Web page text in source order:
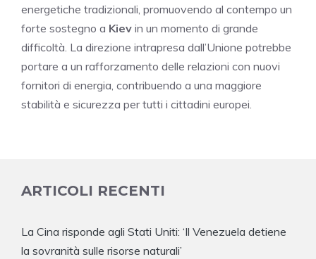
energetiche tradizionali, promuovendo al contempo un
forte sostegno a Kiev in un momento di grande
difficoltà. La direzione intrapresa dall’Unione potrebbe
portare a un rafforzamento delle relazioni con nuovi
fornitori di energia, contribuendo a una maggiore
stabilità e sicurezza per tutti i cittadini europei.
ARTICOLI RECENTI
La Cina risponde agli Stati Uniti: ‘Il Venezuela detiene
la sovranità sulle risorse naturali’